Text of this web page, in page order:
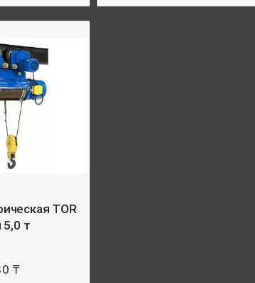
TOR
5,0 т
₸